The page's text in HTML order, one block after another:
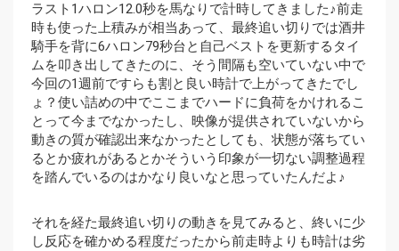
ラスト1ハロン12.0秒を馬なりで計時してきました♪前走
時も使った上積みが相当あって、最終追い切りでは酒井
騎手を背に6ハロン79秒台と自己ベストを更新するタイ
ムを叩き出してきたのに、そう間隔も空いていない中で
今回の1週前ですらも割と良い時計で上がってきたでし
ょ？使い詰めの中でここまでハードに負荷をかけれるこ
とって今までなかったし、映像が提供されていないから
動きの質が確認出来なかったとしても、状態が落ちてい
るとか疲れがあるとかそういう印象が一切ない調整過程
を踏んでいるのはかなり良いなと思っていたんだよ♪
それを経た最終追い切りの動きを見てみると、終いに少
し反応を確かめる程度だったから前走時よりも時計は劣